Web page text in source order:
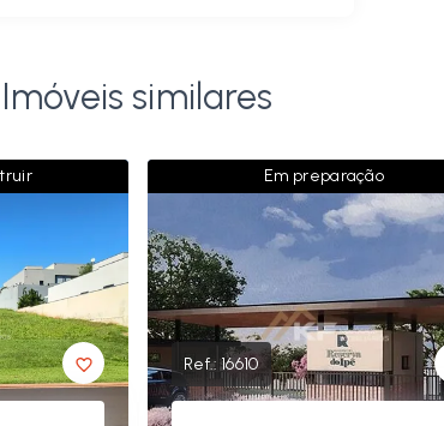
Imóveis similares
Em preparação
Ref.:16610